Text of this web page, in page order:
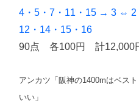
4・5・7・11・15 → 3 ⇔ 2
12・14・15・16
90点 各100円 計12,000
アンカツ「阪神の1400mはベス
いい」